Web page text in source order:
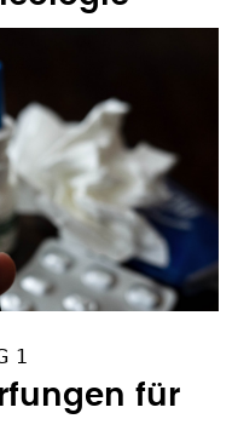
1
für